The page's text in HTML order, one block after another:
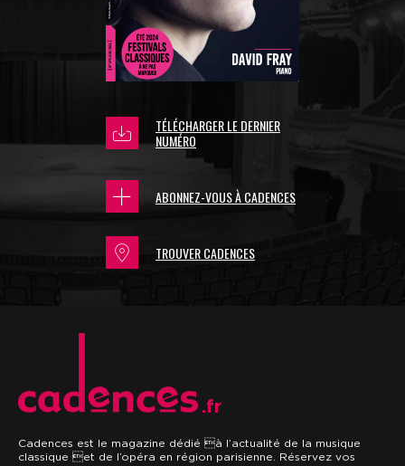
TÉLÉCHARGER LE DERNIER
NUMÉRO
ABONNEZ-VOUS À CADENCES
TROUVER CADENCES
.fr
Cadences est le magazine dédié à l’actualité de la musique
classique et de l’opéra en région parisienne. Réservez vos